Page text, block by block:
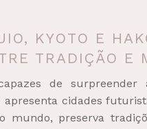
KYOTO E
TRADIÇÃO E
de surpreender
cidades
mundo, preserva